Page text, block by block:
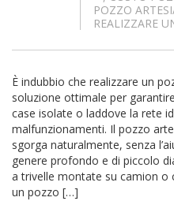
POZZO
REALIZZARE
È indubbio che realizzare un
soluzione ottimale per
case isolate o laddove la rete
malfunzionamenti. Il pozzo
sgorga naturalmente, senza
genere profondo e di piccolo
a trivelle montate su camion o
un pozzo […]